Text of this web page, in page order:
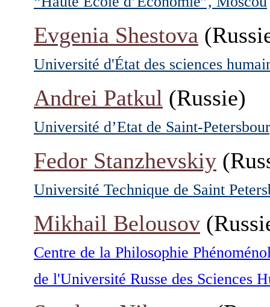
Evgenia Shestova
Université d'État des sciences
Andrei Patkul (Russie)
Université d’Etat de Saint-
Fedor Stanzhevskiy
Université Technique de Saint
Mikhail Belousov
Centre de la Philosophie
de l'Université Russe des Sciences